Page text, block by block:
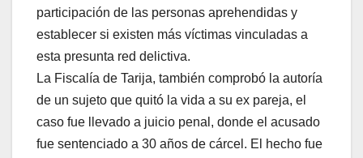
participación de las personas aprehendidas y
establecer si existen más víctimas vinculadas a
esta presunta red delictiva.
La Fiscalía de Tarija, también comprobó la autoría
de un sujeto que quitó la vida a su ex pareja, el
caso fue llevado a juicio penal, donde el acusado
fue sentenciado a 30 años de cárcel. El hecho fue